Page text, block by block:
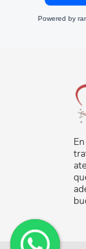
Powered by